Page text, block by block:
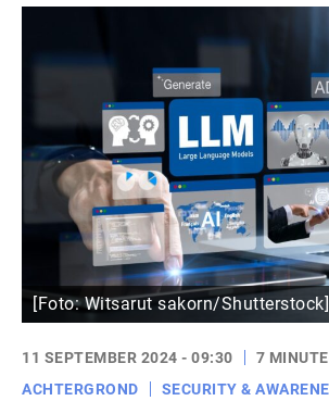
[Foto: Witsarut sakorn/Shutterstock]
11 SEPTEMBER 2024 - 09:30
7
ACHTERGROND
SECURITY &